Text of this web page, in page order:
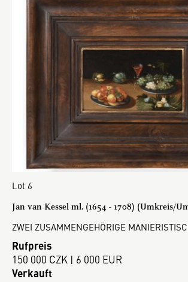
Lot 6
Jan van Kessel ml. (1654 - 1708) (Umkreis/
ZWEI ZUSAMMENGEHÖRIGE
Rufpreis
150 000 CZK | 6 000 EUR
Verkauft